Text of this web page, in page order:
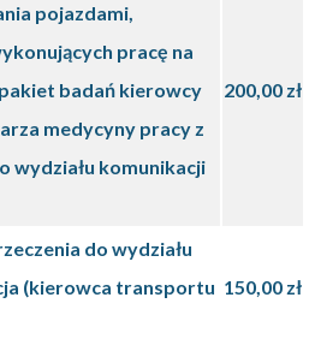
pojazdami,
pracę na
badań kierowcy
medycyny pracy z
wydziału komunikacji
200,00 zł
do wydziału
(kierowca transportu 150,00 zł